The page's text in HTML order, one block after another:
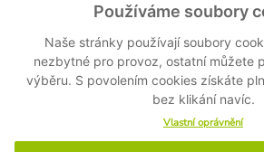
Používáme soubory
Naše stránky používají soubory
nezbytné pro provoz, ostatní můžete
výběru. S povolením cookies získáte
bez klikání navíc.
Vlastní oprávnění
KONTAKT
STIAHNUŤ APLIKÁCIU